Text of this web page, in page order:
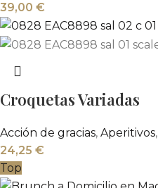
39,00 €
Croquetas Variadas
Acción de gracias, Aperitivos,
24,25 €
Top